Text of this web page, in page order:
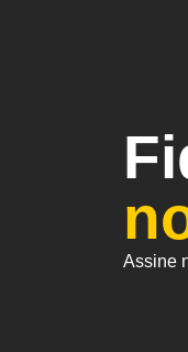
Assine